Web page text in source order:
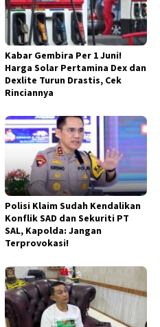
Kabar Gembira Per 1 Juni!
Harga Solar Pertamina Dex dan
Dexlite Turun Drastis, Cek
Rinciannya
Polisi Klaim Sudah Kendalikan
Konflik SAD dan Sekuriti PT
SAL, Kapolda: Jangan
Terprovokasi!